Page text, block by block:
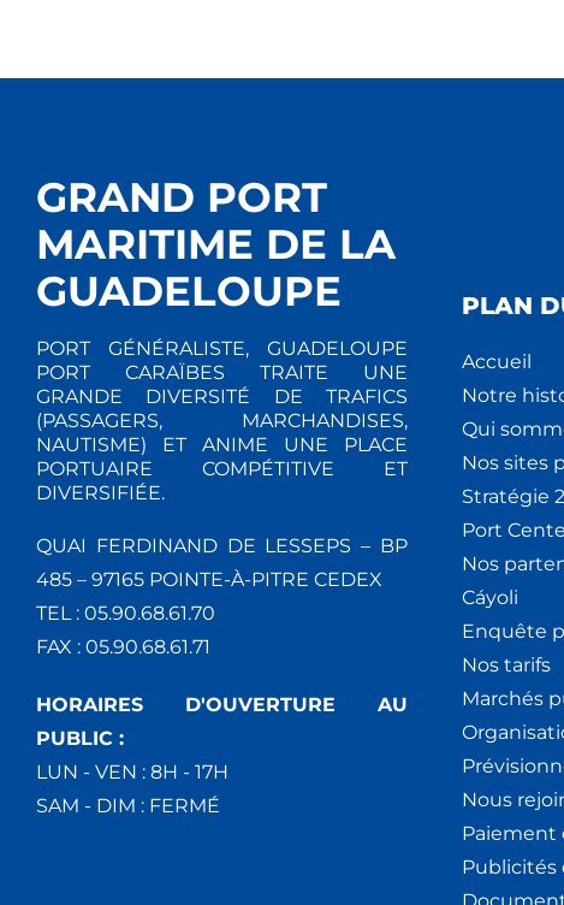
GRAND PORT
MARITIME DE LA
GUADELOUPE
PORT GÉNÉRALISTE, GUADELOUPE
PORT CARAÏBES TRAITE UNE
GRANDE DIVERSITÉ DE TRAFICS
(PASSAGERS, MARCHANDISES,
NAUTISME) ET ANIME UNE PLACE
PORTUAIRE COMPÉTITIVE ET
DIVERSIFIÉE.
QUAI FERDINAND DE LESSEPS – BP
485 – 97165 POINTE-À-PITRE CEDEX
TEL : 05.90.68.61.70
FAX : 05.90.68.61.71
HORAIRES D'OUVERTURE AU
PUBLIC :
LUN - VEN : 8H - 17H
SAM - DIM : FERMÉ
PLAN
Accueil
Notre
Qui
Nos sites
Stratégie
Port
Nos
Cáyoli
Enquête
Nos tarifs
Marchés
Nous
Paiement
Publicités